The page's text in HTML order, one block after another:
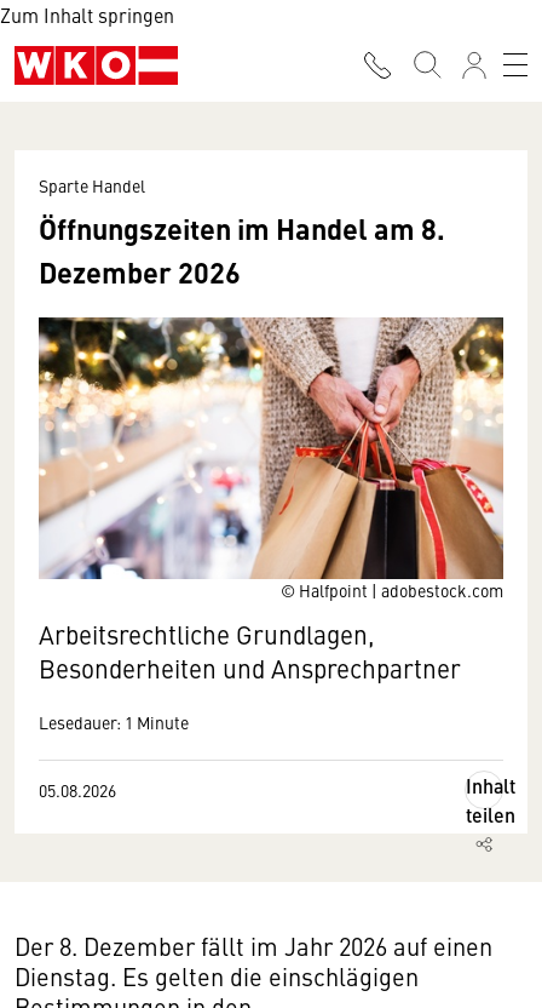
Zum Inhalt springen
© Halfpoint | adobestock.com
Sparte Handel
Öffnungszeiten im Handel am 8.
Dezember 2026
Arbeitsrechtliche Grundlagen,
Besonderheiten und Ansprechpartner
Lesedauer: 1 Minute
05.08.2026
Inhalt
teilen
Der 8. Dezember fällt im Jahr 2026 auf einen
Dienstag. Es gelten die einschlägigen